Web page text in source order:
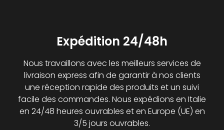
Expédition 24/48h
Nous travaillons avec les meilleurs services de
livraison express afin de garantir à nos clients
une réception rapide des produits et un suivi
facile des commandes. Nous expédions en Italie
en 24/48 heures ouvrables et en Europe (UE) en
3/5 jours ouvrables.